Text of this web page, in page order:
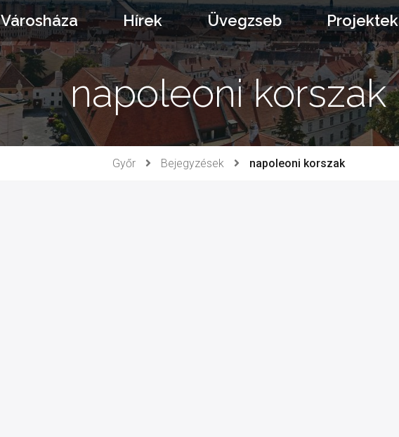
Városháza Hírek Üvegzseb Projektek
napoleoni korszak
Győr Bejegyzések napoleoni korszak